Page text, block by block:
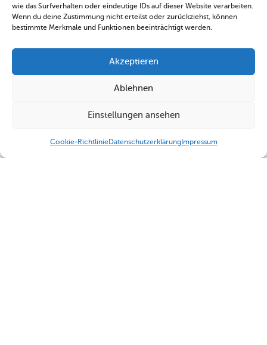
wie das Surfverhalten oder eindeutige IDs auf dieser Website verarbeiten.
Wenn du deine Zustimmung nicht erteilst oder zurückziehst, können
bestimmte Merkmale und Funktionen beeinträchtigt werden.
Akzeptieren
Ablehnen
Einstellungen ansehen
Cookie-RichtlinieDatenschutzerklärungImpressum